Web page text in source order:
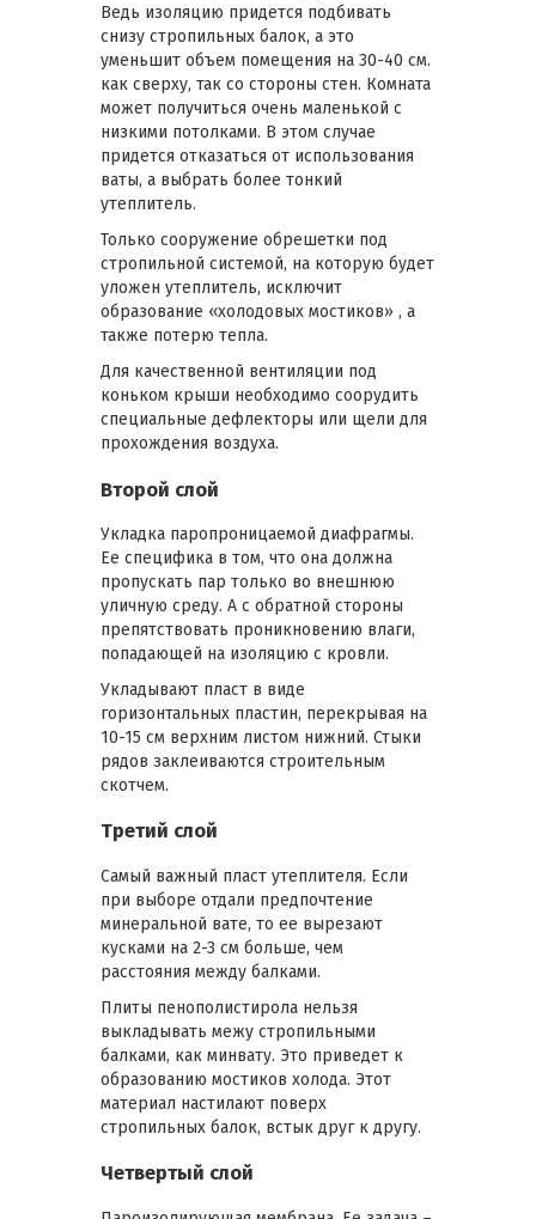
Ведь изоляцию придется подбивать
снизу стропильных балок, а это
уменьшит объем помещения на 30-40 см.
как сверху, так со стороны стен. Комната
может получиться очень маленькой с
низкими потолками. В этом случае
придется отказаться от использования
ваты, а выбрать более тонкий
утеплитель.
Только сооружение обрешетки под
стропильной системой, на которую будет
уложен утеплитель, исключит
образование «холодовых мостиков» , а
также потерю тепла.
Для качественной вентиляции под
коньком крыши необходимо соорудить
специальные дефлекторы или щели для
прохождения воздуха.
Второй слой
Укладка паропроницаемой диафрагмы.
Ее специфика в том, что она должна
пропускать пар только во внешнюю
уличную среду. А с обратной стороны
препятствовать проникновению влаги,
попадающей на изоляцию с кровли.
Укладывают пласт в виде
горизонтальных пластин, перекрывая на
10-15 см верхним листом нижний. Стыки
рядов заклеиваются строительным
скотчем.
Третий слой
Самый важный пласт утеплителя. Если
при выборе отдали предпочтение
минеральной вате, то ее вырезают
кусками на 2-3 см больше, чем
расстояния между балками.
Плиты пенополистирола нельзя
выкладывать межу стропильными
балками, как минвату. Это приведет к
образованию мостиков холода. Этот
материал настилают поверх
стропильных балок, встык друг к другу.
Четвертый слой